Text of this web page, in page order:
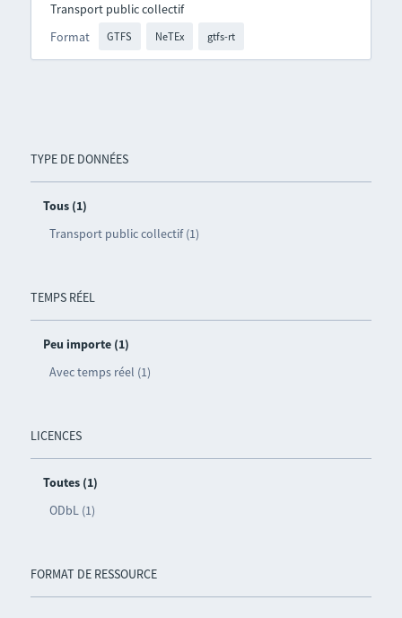
TYPE DE DONNÉES
Tous (1)
Transport public collectif (1)
TEMPS RÉEL
Peu importe (1)
Avec temps réel (1)
LICENCES
Toutes (1)
ODbL (1)
FORMAT DE RESSOURCE
Format GTFS NeTEx gtfs-rt
Transport public collectif